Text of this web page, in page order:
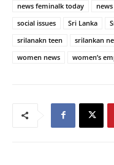
news feminalk today
social issues
Sri Lanka
srilanakn teen
srilankan
women news
women’s